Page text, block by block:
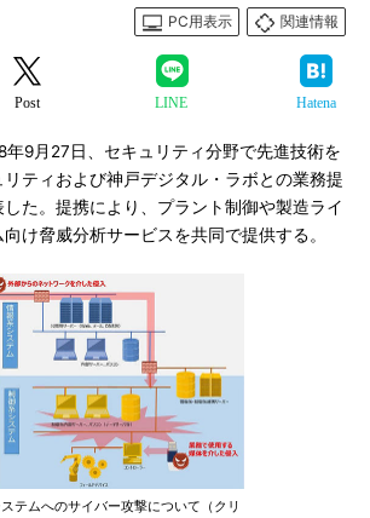
PC用表示
関連情報
Post LINE Hatena
9月27日、セキュリティ分野で先進技術を
ティおよび神戸デジタル・ラボとの業務提
た。提携により、プラント制御や製造ライ
け脅威分析サービスを共同で提供する。
テムへのサイバー攻撃について（クリ